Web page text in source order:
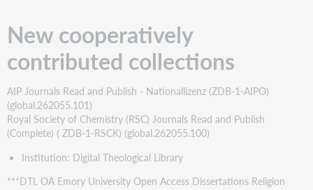
New cooperatively
contributed collections
AIP Journals Read and Publish - Nationallizenz (ZDB-1-AIPO)
(global.262055.101)
Royal Society of Chemistry (RSC) Journals Read and Publish
(Complete) ( ZDB-1-RSCK) (global.262055.100)
Institution: Digital Theological Library
***DTL OA Emory University Open Access Dissertations Religion